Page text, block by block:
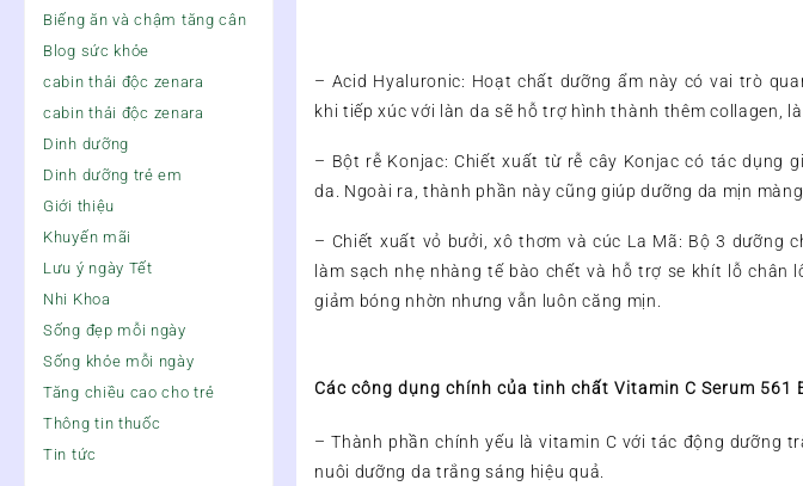
Biếng ăn và chậm tăng cân
Blog sức khỏe
cabin thải độc zenara
cabin thải độc zenara
Dinh dưỡng
Dinh dưỡng trẻ em
Giới thiệu
Khuyến mãi
Lưu ý ngày Tết
Nhi Khoa
Sống đẹp mỗi ngày
Sống khỏe mỗi ngày
Tăng chiều cao cho trẻ
Thông tin thuốc
Tin tức
– Acid Hyaluronic: Hoạt chất dưỡng ẩm này có vai trò
khi tiếp xúc với làn da sẽ hỗ trợ hình thành thêm collagen,
– Bột rễ Konjac: Chiết xuất từ rễ cây Konjac có tác dụng
da. Ngoài ra, thành phần này cũng giúp dưỡng da mịn màng
– Chiết xuất vỏ bưởi, xô thơm và cúc La Mã: Bộ 3 dưỡng
làm sạch nhẹ nhàng tế bào chết và hỗ trợ se khít lỗ chân
giảm bóng nhờn nhưng vẫn luôn căng mịn.
Các công dụng chính của tinh chất Vitamin C Serum 561
– Thành phần chính yếu là vitamin C với tác động dưỡng
nuôi dưỡng da trắng sáng hiệu quả.